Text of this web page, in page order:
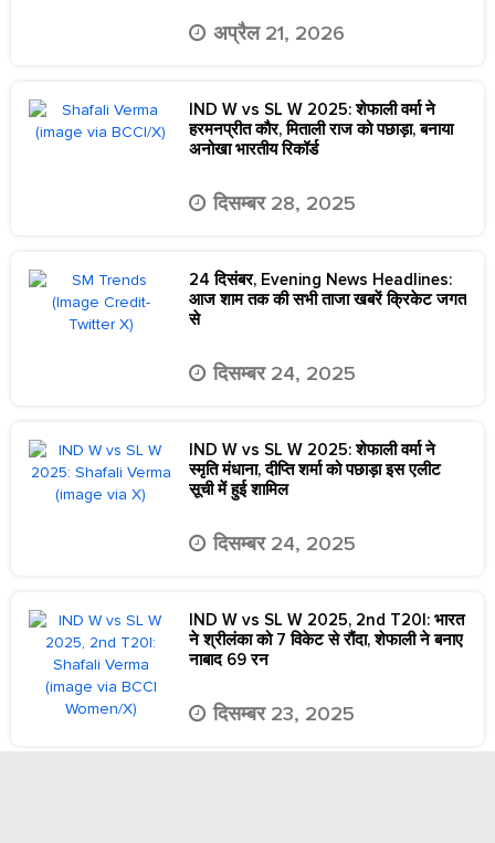
अप्रैल 21, 2026
IND W vs SL W 2025: शेफाली वर्मा ने
हरमनप्रीत कौर, मिताली राज को पछाड़ा, बनाया
अनोखा भारतीय रिकॉर्ड
दिसम्बर 28, 2025
24 दिसंबर, Evening News Headlines:
आज शाम तक की सभी ताजा खबरें क्रिकेट जगत
से
दिसम्बर 24, 2025
IND W vs SL W 2025: शेफाली वर्मा ने
स्मृति मंधाना, दीप्ति शर्मा को पछाड़ा इस एलीट
सूची में हुई शामिल
दिसम्बर 24, 2025
IND W vs SL W 2025, 2nd T20I: भारत
ने श्रीलंका को 7 विकेट से रौंदा, शेफाली ने बनाए
नाबाद 69 रन
दिसम्बर 23, 2025